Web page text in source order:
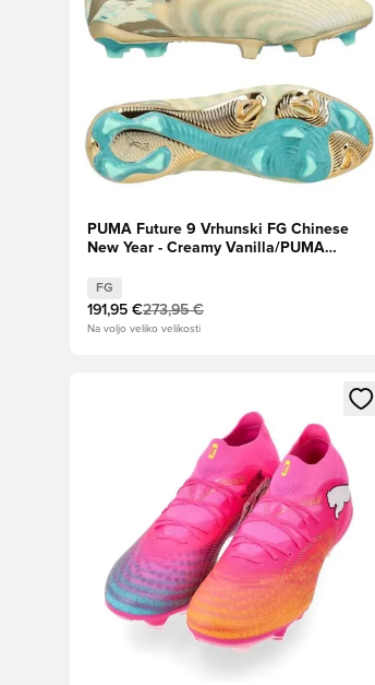
PUMA Future 9 Vrhunski FG Chinese
New Year - Creamy Vanilla/PUMA
OMEJENA IZDAJA
FG
191,95 €273,95 €
Na voljo veliko velikosti
Odpre Modal za prijavo ali vpis kot član